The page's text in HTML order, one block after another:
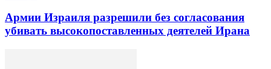
Армии Израиля разрешили без согласования
убивать высокопоставленных деятелей Ирана